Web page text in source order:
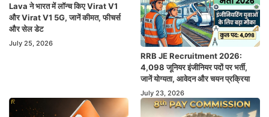
Lava ने भारत में लॉन्च किए Virat V1
और Virat V1 5G, जानें कीमत, फीचर्स
और सेल डेट
July 25, 2026
RRB JE Recruitment 2026:
4,098 जूनियर इंजीनियर पदों पर भर्ती,
जानें योग्यता, आवेदन और चयन प्रक्रिया
July 23, 2026